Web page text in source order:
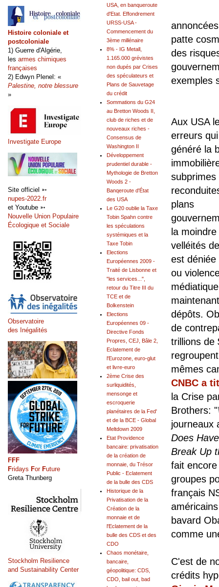
patte
des
exemples
Aux USA
erreurs
généré la
subprimes
plans
la
velléités
est
ou
dépôts.
de
trillions de
mêmes
CNBC a
la Crise
Brothers: "
journeaux
Does
Break Up
fait
groupes
français
bavard
comme
C'est de
crédits
USA, en banqueroute
d'Etat. Effondrement
URSS-USA -
Commencement du
3ème millénaire
8% - IG Metall,
1.165.000 grévistes
non dupés par Crises
des spéculateurs et
Plans de Sauvetage
du crédit
Sommations du G24
au Bretton Woods II,
club de riches et de
nouveaux riches -
Consensus de
Washington II
Développement
prudentiel durable -
Mythologie de Bretton
Woods 2 -
Banqeroute d'État
des USA
Le G20 oublie la Taxe
Tobin Spahn contre
les spéculations
systémiques et la
Taxe Tobin
Elections
Européennes 2009 -
Traité de Lisbonne et
"les services...",
retour du Titre III du
TCE et de
Bolkenstein
Elections
Européennes 09 -
Directive Fonds
Propres, CEJ, Bâle 2,
Eclatement de
l'Eurozone, euro-glut
et livre-euro
2ème Crise des
surliquidités,
mensonge et
escroquerie
planétaires de la Fed'
et de la BCE - Global
Meltdown 2009
Etat Providence
bancaire: privatisation
de la création de
monnaie, du Trésor
Public - Eclatement
de la bulle des CDS
Historique de la
Privatisation de la
Création de la
monnaie et de
l'Eclatement de la
bulle des CDS et des
CDO
Chaos monétaire,
bancaire,
géopolitique: CDS,
CDO, bail out, bad
Histoire coloniale et
postcoloniale
1) Guerre d'Algérie,
les armes chimiques
françaises
2) Edwyn Plenel: «
Palestine, notre blessure
»
Investigate Europe
Site officiel ➳
nupes-2022.fr
et Youtube ➳
Nouvelle Union Populaire
Écologique et Sociale
Observatoire
des Inégalités
FFF
Fridays For Future
Greta Thunberg
Stockholm Resilience
and Sustainability Center